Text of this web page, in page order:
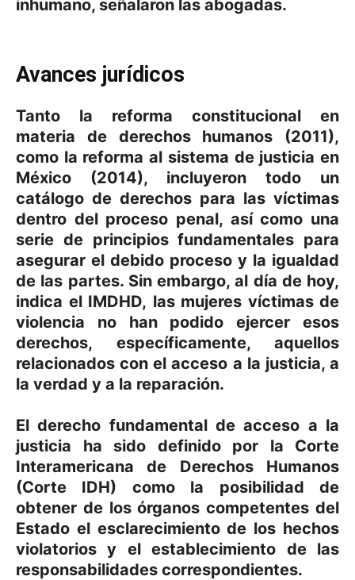
inhumano, señalaron las abogadas.
Avances jurídicos
Tanto la reforma constitucional en
materia de derechos humanos (2011),
como la reforma al sistema de justicia en
México (2014), incluyeron todo un
catálogo de derechos para las víctimas
dentro del proceso penal, así como una
serie de principios fundamentales para
asegurar el debido proceso y la igualdad
de las partes. Sin embargo, al día de hoy,
indica el IMDHD, las mujeres víctimas de
violencia no han podido ejercer esos
derechos, específicamente, aquellos
relacionados con el acceso a la justicia, a
la verdad y a la reparación.
El derecho fundamental de acceso a la
justicia ha sido definido por la Corte
Interamericana de Derechos Humanos
(Corte IDH) como la posibilidad de
obtener de los órganos competentes del
Estado el esclarecimiento de los hechos
violatorios y el establecimiento de las
responsabilidades correspondientes.